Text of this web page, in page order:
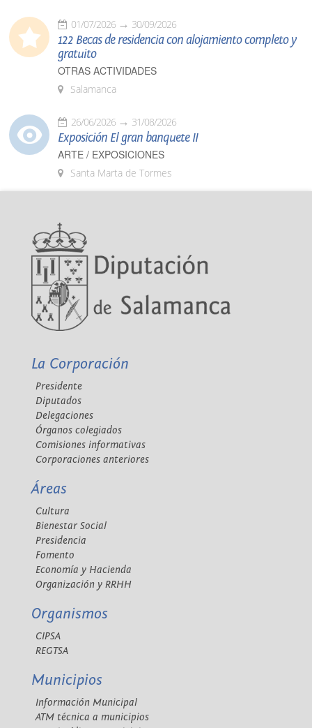
01/07/2026 30/09/2026
122 Becas de residencia con alojamiento completo y
gratuito
OTRAS ACTIVIDADES
Salamanca
26/06/2026 31/08/2026
Exposición El gran banquete II
ARTE / EXPOSICIONES
Santa Marta de Tormes
La Corporación
Presidente
Diputados
Delegaciones
Órganos colegiados
Comisiones informativas
Corporaciones anteriores
Áreas
Cultura
Bienestar Social
Presidencia
Fomento
Economía y Hacienda
Organización y RRHH
Organismos
CIPSA
REGTSA
Municipios
Información Municipal
ATM técnica a municipios